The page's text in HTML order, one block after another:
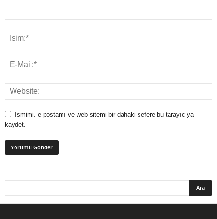
Ismimi, e-postamı ve web sitemi bir dahaki sefere bu tarayıcıya
kaydet.